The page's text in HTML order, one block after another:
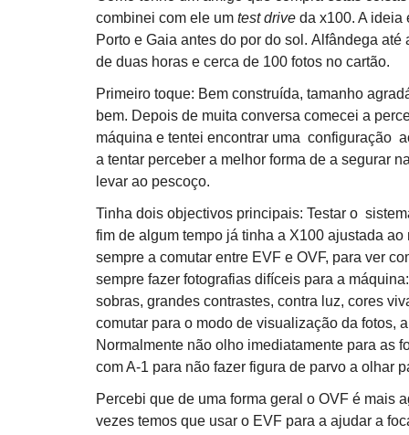
combinei com ele um test driveda x100. A ideia
Porto e Gaia antes do por do sol. Alfândega
de duas horas e cerca de 100 fotos no cartão.
Primeiro toque: Bem construída, tamanho
bem. Depois de muita conversa comecei a
máquina e tentei encontrar uma configuração
a tentar perceber a melhor forma de a segurar
levar ao pescoço.
Tinha dois objectivos principais: Testar o
fim de algum tempo já tinha a X100 ajustada
sempre a comutar entre EVF e OVF, para ver
sempre fazer fotografias difíceis para a
sobras, grandes contrastes, contra luz, cores
comutar para o modo de visualização da fotos,
Normalmente não olho imediatamente para as
com A-1 para não fazer figura de parvo a olhar
Percebi que de uma forma geral o OVF é mais
vezes temos que usar o EVF para a ajudar a